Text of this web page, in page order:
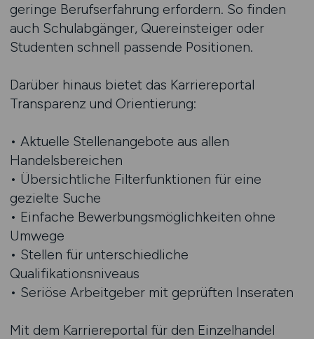
geringe Berufserfahrung erfordern. So finden
auch Schulabgänger, Quereinsteiger oder
Studenten schnell passende Positionen.
Darüber hinaus bietet das Karriereportal
Transparenz und Orientierung:
• Aktuelle Stellenangebote aus allen
Handelsbereichen
• Übersichtliche Filterfunktionen für eine
gezielte Suche
• Einfache Bewerbungsmöglichkeiten ohne
Umwege
• Stellen für unterschiedliche
Qualifikationsniveaus
• Seriöse Arbeitgeber mit geprüften Inseraten
Mit dem Karriereportal für den Einzelhandel